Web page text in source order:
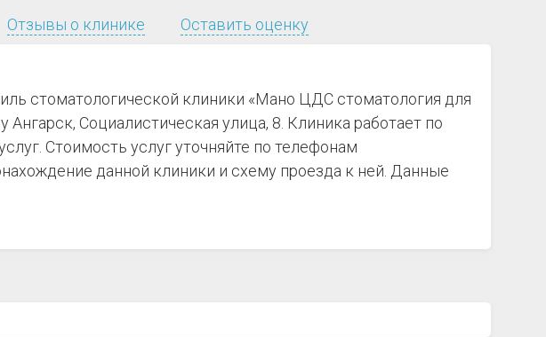
Отзывы о клинике Оставить оценку
стоматологической клиники «Мано ЦДС стоматология для
Социалистическая улица, 8. Клиника работает по
Стоимость услуг уточняйте по телефонам
данной клиники и схему проезда к ней. Данные